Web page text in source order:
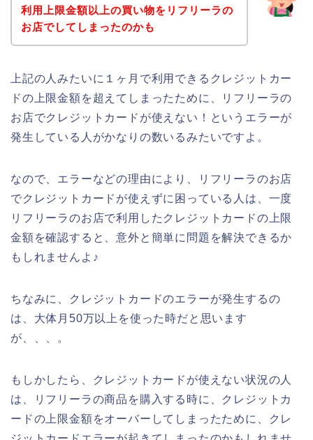
利用上限金額以上の買い物をリフリーラの
お店でしてしまったのかも
上記の人みたいに１ヶ月で利用できるクレジットカー
ドの上限金額を超えてしまったために、リフリーラの
お店でクレジットカードが使えない！というエラーが
発生している人がかなりの数いるみたいですよ。
なので、エラーなどの理由により、リフリーラのお店
でクレジットカードが使えずに困っている人は、一度
リフリーラのお店で利用したクレジットカードの上限
金額を確認すると、意外と簡単に問題を解決できるか
もしれませんよ♪
ちなみに、クレジットカードのエラーが発生するの
は、大体月50万以上を使った時だと思います
が、、、。
もしかしたら、クレジットカードが使えない状況の人
は、リフリーラの商品を購入する時に、クレジットカ
ードの上限金額をオーバーしてしまったために、クレ